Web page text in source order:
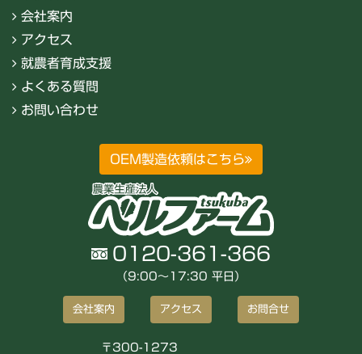
会社案内
アクセス
就農者育成支援
よくある質問
お問い合わせ
OEM製造依頼はこちら
0120-361-366
（9:00〜17:30 平日）
会社案内 アクセス お問合せ
〒300-1273